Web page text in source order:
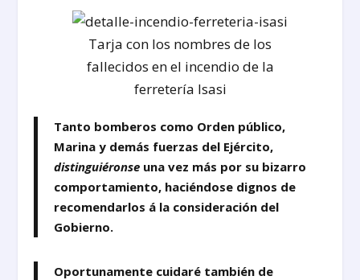
Tarja con los nombres de los
fallecidos en el incendio de la
ferretería Isasi
Tanto bomberos como Orden público,
Marina y demás fuerzas del Ejército,
distinguiéronse una vez más por su bizarro
comportamiento, haciéndose dignos de
recomendarlos á la consideración del
Gobierno.
Oportunamente cuidaré también de